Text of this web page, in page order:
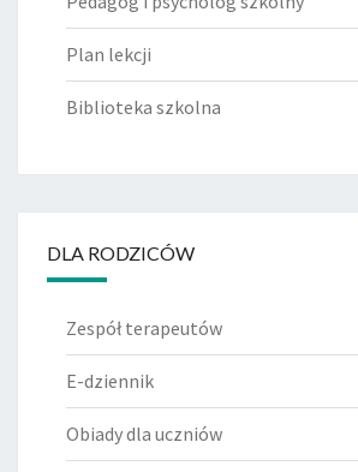
Plan lekcji
Biblioteka szkolna
DLA RODZICÓW
Zespół terapeutów
E-dziennik
Obiady dla uczniów